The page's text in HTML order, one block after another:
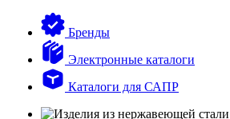
Бренды
Электронные каталоги
Каталоги для САПР